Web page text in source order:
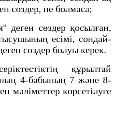
сөздер, не болмаса;
сөздер қосылған,
есiмi, сондай-
сөздер болуы керек.
құрылтай
4-бабының 7 және 8-
мәлiметтер көрсетiлуге